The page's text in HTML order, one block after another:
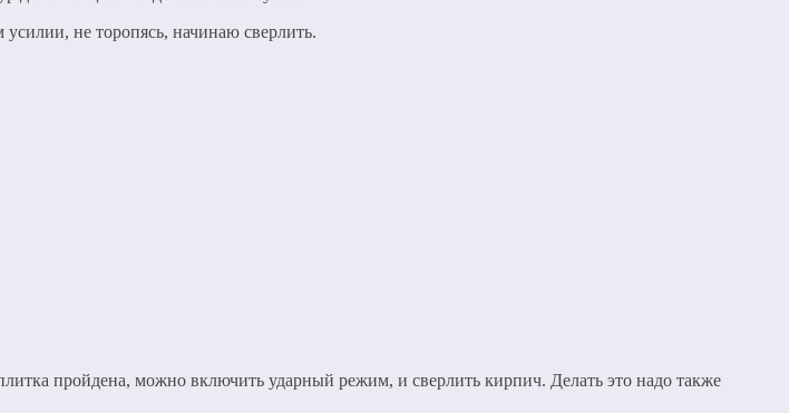
не торопясь, начинаю сверлить.
пройдена, можно включить ударный режим, и сверлить кирпич. Делать это надо также